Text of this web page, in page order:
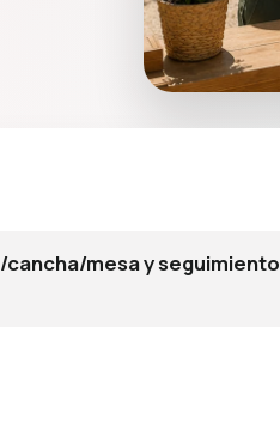
cancha/mesa y seguimiento